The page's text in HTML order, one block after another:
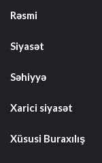
Rəsmi
Siyasət
Səhiyyə
Xarici siyasət
Xüsusi Buraxılış